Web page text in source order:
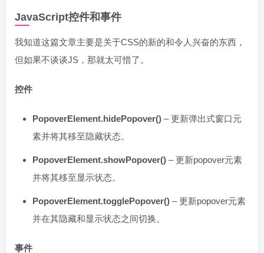
JavaScript控件和事件
我知道这篇文章主要是关于CSS的新的和令人兴奋的东西，
但如果不谈谈JS，那就太可惜了。
控件
PopoverElement.hidePopover() – 更新弹出式窗口元
素并将其移至隐藏状态。
PopoverElement.showPopover() – 更新popover元素
并将其移至显示状态。
PopoverElement.togglePopover() – 更新popover元素
并在其隐藏和显示状态之间切换。
事件